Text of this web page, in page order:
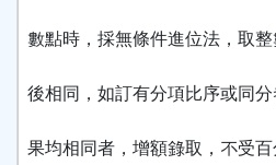
數點時，採無條件進位法，取
後相同，如訂有分項比序或同
果均相同者，增額錄取，不受百